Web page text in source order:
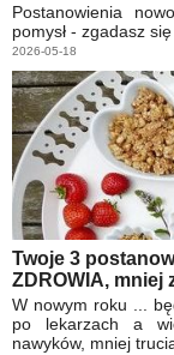
Postanowienia
pomysł - zgadasz
2026-05-18
Twoje 3
ZDROWIA, mniej
W nowym roku ...
po lekarzach a
nawyków, mniej